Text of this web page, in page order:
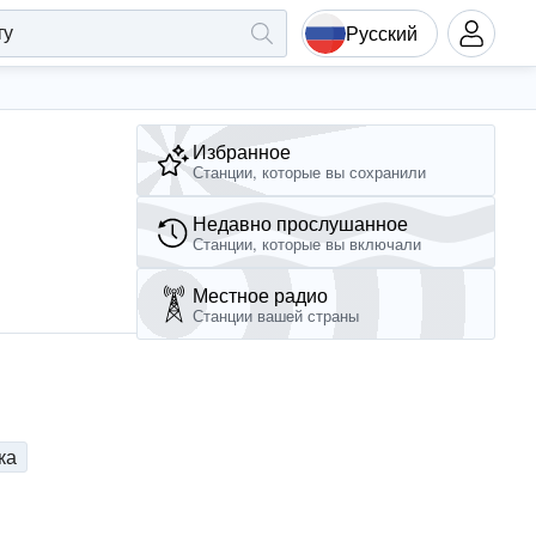
Русский
Избранное
Станции, которые вы сохранили
Недавно прослушанное
Станции, которые вы включали
Местное радио
Станции вашей страны